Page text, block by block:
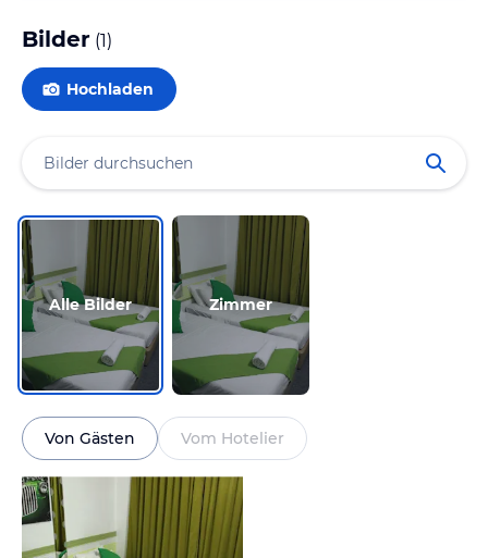
Bilder (1)
Hochladen
Alle Bilder Zimmer
Von Gästen Vom Hotelier